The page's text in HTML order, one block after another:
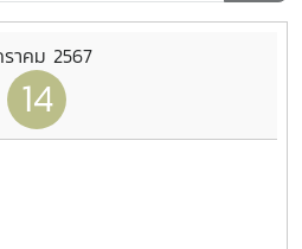
าคม 2567
14